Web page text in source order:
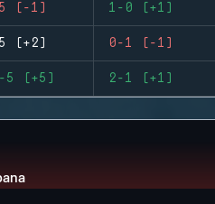
(-1) 1-0 (+1)
(+2) 0-1 (-1)
5 (+5) 2-1 (+1)